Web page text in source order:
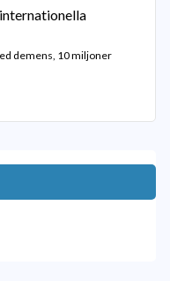
demens, 10 miljoner